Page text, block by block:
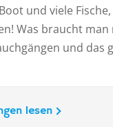
und viele
Was braucht
und das
lesen